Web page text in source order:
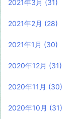
2021年3月 (31)
2021年2月 (28)
2021年1月 (30)
2020年12月 (31)
2020年11月 (30)
2020年10月 (31)